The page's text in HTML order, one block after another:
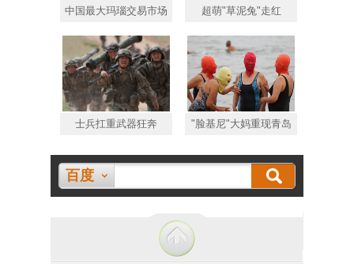
中国最大玛瑙交易市场 超萌"草泥兔"走红
士兵扛重武器狂奔 "脸基尼"大妈重现青岛
百度